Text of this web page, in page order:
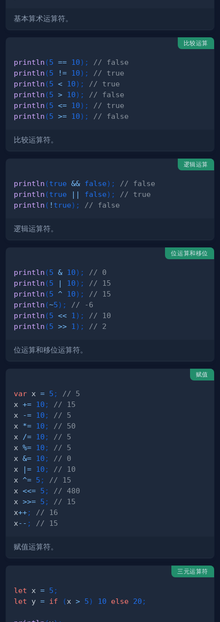
基本算术运算符。
比较运算
println (5 == 10) ;
// false
println (5 != 10) ;
// true
println (5 < 10) ;
// true
println (5 > 10) ;
// false
println (5 <= 10) ;
// true
println (5 >= 10) ; // false
比较运算符。
逻辑运算
println (true && false) ;
// false
println (true || false) ;
// true
println ( ! true) ; // false
逻辑运算符。
位运算和移位
println (5 & 10) ;
// 0
println (5 | 10) ;
// 15
println (5 ^ 10) ;
// 15
println (~5) ;
// -6
println (5 << 1 ) ;
// 10
println (5 >> 1 ) ; // 2
位运算和移位运算符。
赋值
var x = 5 ;
// 5
x += 10 ;
// 15
x
-= 10 ;
// 5
x *= 10 ;
// 50
x
/= 10 ;
// 5
x %= 10 ;
// 5
x &= 10 ;
// 0
x
|= 10 ;
// 10
x ^= 5 ;
// 15
x <<= 5 ;
// 480
x >>= 5 ;
// 15
x++;
// 16
x-- ; // 15
赋值运算符。
三元运算符
let x = 5 ;
let y = if (x > 5) 10 else 20 ;